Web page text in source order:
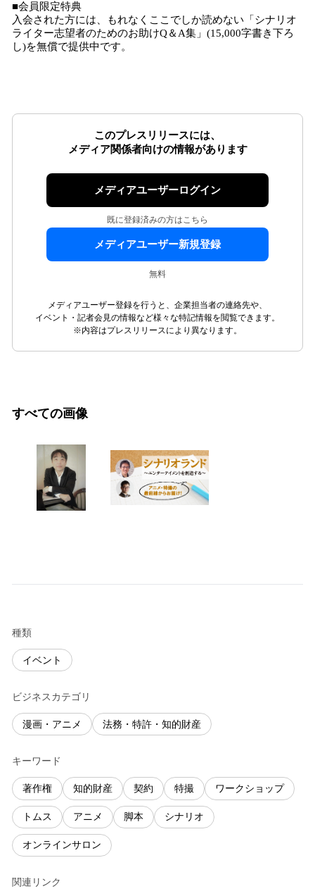
■会員限定特典
入会された方には、もれなくここでしか読めない「シナリオ
ライター志望者のためのお助けQ＆A集」(15,000字書き下ろ
し)を無償で提供中です。
このプレスリリースには、
メディア関係者向けの情報があります
メディアユーザーログイン
既に登録済みの方はこちら
メディアユーザー新規登録
無料
メディアユーザー登録を行うと、企業担当者の連絡先や、
イベント・記者会見の情報など様々な特記情報を閲覧できます。
※内容はプレスリリースにより異なります。
すべての画像
種類
イベント
ビジネスカテゴリ
漫画・アニメ 法務・特許・知的財産
キーワード
著作権 知的財産 契約 特撮 ワークショップ
トムス アニメ 脚本 シナリオ
オンラインサロン
関連リンク